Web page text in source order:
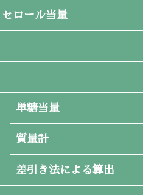
ロール当量
単糖当量
質量計
差引き法による算出